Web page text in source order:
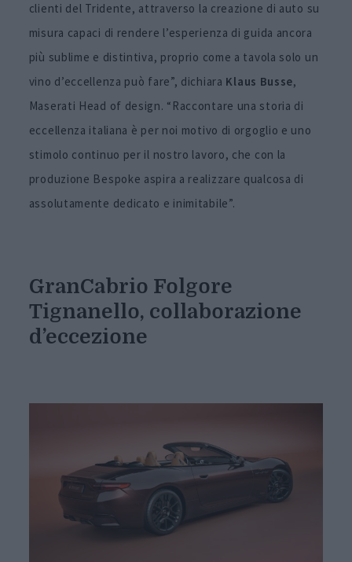
clienti del Tridente, attraverso la creazione di auto su
misura capaci di rendere l’esperienza di guida ancora
più sublime e distintiva, proprio come a tavola solo un
vino d’eccellenza può fare”, dichiara Klaus Busse,
Maserati Head of design. “Raccontare una storia di
eccellenza italiana è per noi motivo di orgoglio e uno
stimolo continuo per il nostro lavoro, che con la
produzione Bespoke aspira a realizzare qualcosa di
assolutamente dedicato e inimitabile”.
GranCabrio Folgore
Tignanello, collaborazione
d’eccezione